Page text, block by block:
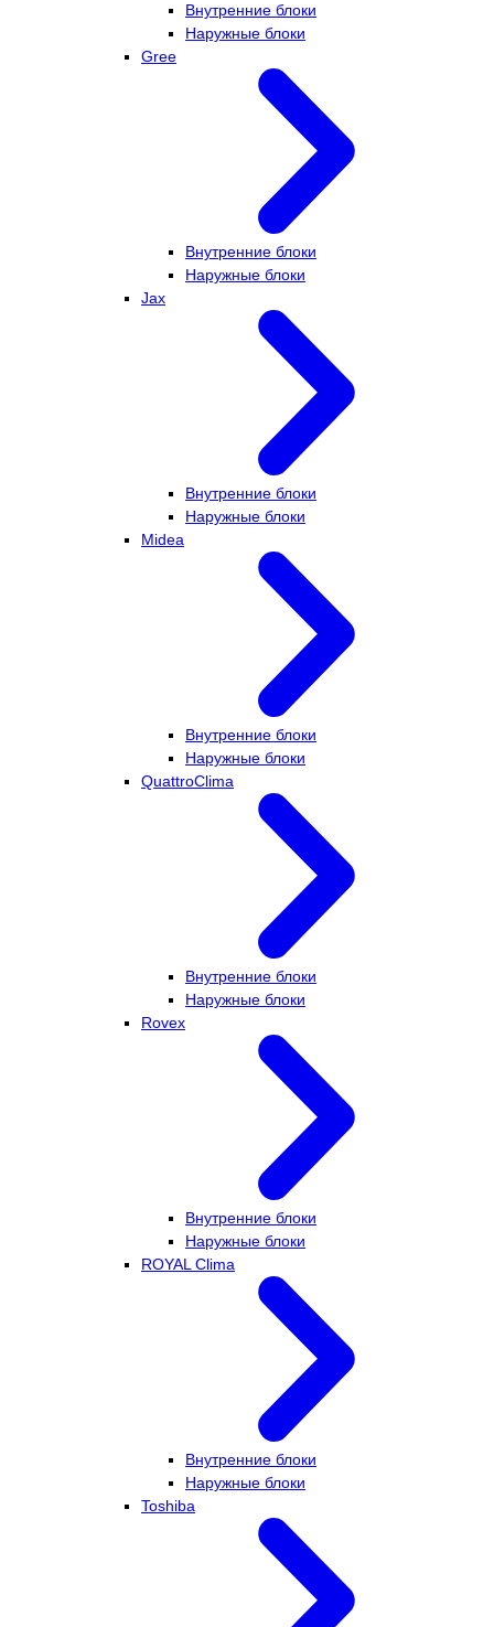
Внутренние блоки
Наружные блоки
Gree
Внутренние блоки
Наружные блоки
Jax
Внутренние блоки
Наружные блоки
Midea
Внутренние блоки
Наружные блоки
QuattroClima
Внутренние блоки
Наружные блоки
Rovex
Внутренние блоки
Наружные блоки
ROYAL Clima
Внутренние блоки
Наружные блоки
Toshiba